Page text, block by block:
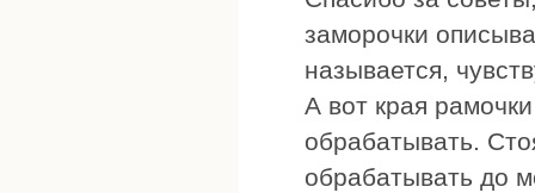
заморочки
называется,
А вот края
обрабатывать.
обрабатывать до